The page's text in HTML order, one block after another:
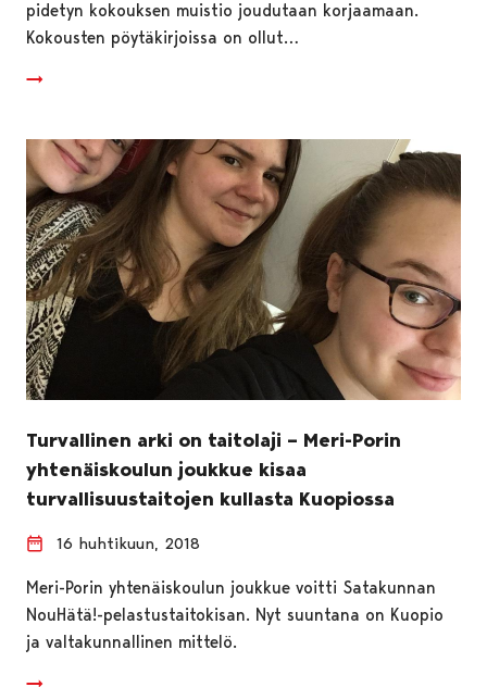
pidetyn kokouksen muistio joudutaan korjaamaan.
Kokousten pöytäkirjoissa on ollut…
Turvallinen arki on taitolaji – Meri-Porin
yhtenäiskoulun joukkue kisaa
turvallisuustaitojen kullasta Kuopiossa
16 huhtikuun, 2018
Meri-Porin yhtenäiskoulun joukkue voitti Satakunnan
NouHätä!-pelastustaitokisan. Nyt suuntana on Kuopio
ja valtakunnallinen mittelö.